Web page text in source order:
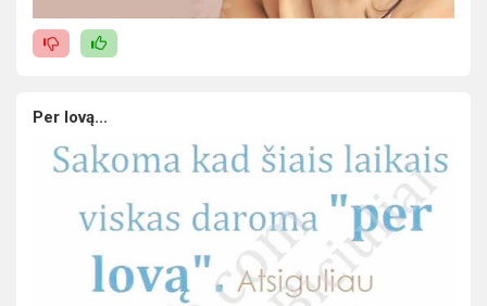
Per lovą...